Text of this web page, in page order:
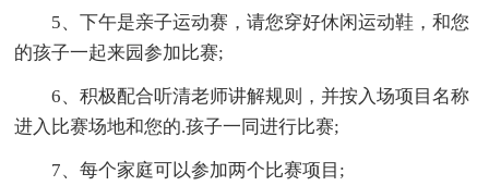
5、下午是亲子运动赛，请您穿好休闲运动鞋，和您
的孩子一起来园参加比赛;
6、积极配合听清老师讲解规则，并按入场项目名称
进入比赛场地和您的.孩子一同进行比赛;
7、每个家庭可以参加两个比赛项目;